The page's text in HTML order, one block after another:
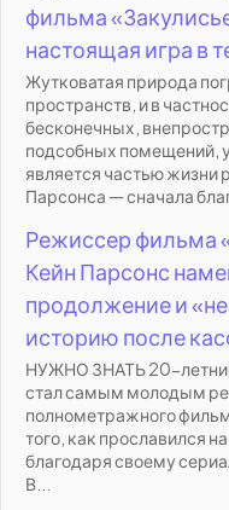
фильма
настоящая игра в
Жутковатая природа
пространств, и в
бесконечных,
подсобных помещений,
является частью жизни
Парсонса — сначала
Режиссер фильма
Кейн Парсонс
продолжение и
историю после
НУЖНО ЗНАТЬ 20-
стал самым молодым
полнометражного
того, как прославился
благодаря своему
В...